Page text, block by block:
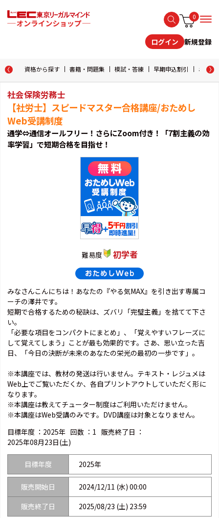
0
ログイン 新規登録
資格から探す 書籍・問題集 模試・答練 早期申込割引 おため
社会保険労務士
【社労士】スピードマスター合格講座/おためし
Web受講制度
通学⇔通信オールフリー！さらにZoom付き！「7割主義の効
率学習」で短期合格を目指せ！
難易度 初学者
みなさんこんにちは！あなたの『やる気MAX』を引き出す専属コ
ーチの澤井です。
短期で合格するための秘訣は、ズバリ「完璧主義」を捨てて下さ
い。
「必要な項目をコンパクトにまとめ」、「覚えやすいフレーズに
して覚えてしまう」ことが最も効果的です。さあ、思い立った吉
日、「今日の決断が未来のあなたの栄光の最初の一歩です」。
※本講座では、教材の発送は行いません。テキスト・レジュメは
Web上でご覧いただくか、各自プリントアウトしていただく形に
なります。
※本講座は教えてチューター制度はご利用いただけません。
※本講座はWeb受講のみです。DVD講座は対象となりません。
目標年度 ： 2025年 回数 ： 1 販売終了日 ：
2025年08月23日(土)
目標年度 2025年
販売開始日
2024/12/11 (水) 00:00
販売終了日
2025/08/23 (土) 23:59